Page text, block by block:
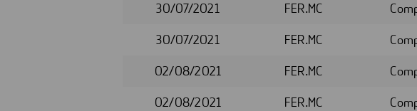
30/07/2021
FER.MC
30/07/2021
FER.MC
02/08/2021
FER.MC
02/08/2021
FER.MC